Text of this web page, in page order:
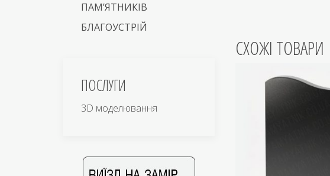
СХОЖІ ТОВАРИ
ПАМ’ЯТНИКІВ
БЛАГОУСТРІЙ
ПОСЛУГИ
3D моделювання